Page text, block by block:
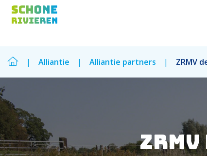
| Alliantie | Alliantie partners | ZRMV